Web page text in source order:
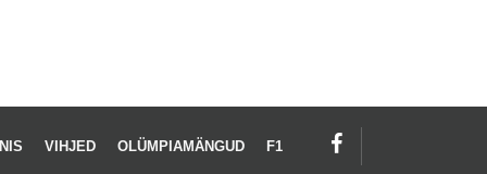
VIHJED OLÜMPIAMÄNGUD F1